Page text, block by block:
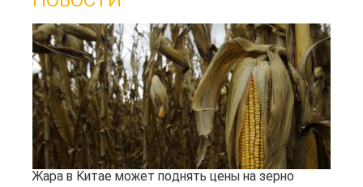
Жара в Китае может поднять цены на зерно